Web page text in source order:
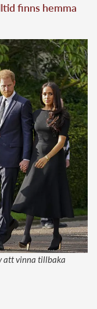
finns hemma
att vinna tillbaka